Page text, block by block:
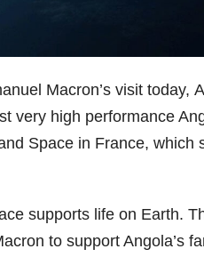
Macron’s visit today,
very high performance
Space in France, which
supports life on Earth.
to support Angola’s